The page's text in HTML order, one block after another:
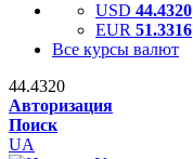
USD 44.4320
EUR 51.3316
Все курсы валют
44.4320
Авторизация
Поиск
UA